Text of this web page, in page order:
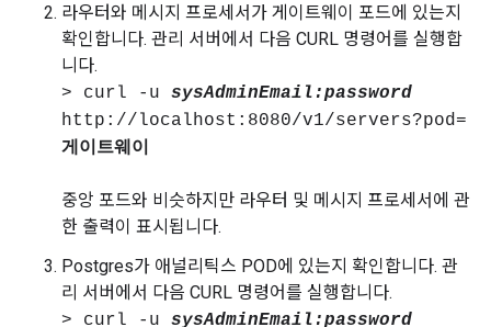
라우터와 메시지 프로세서가 게이트웨이 포드에 있는지
확인합니다. 관리 서버에서 다음 CURL 명령어를 실행합
니다.
> curl -u sysAdminEmail:password
http://localhost:8080/v1/servers?pod=
게이트웨이
중앙 포드와 비슷하지만 라우터 및 메시지 프로세서에 관
한 출력이 표시됩니다.
Postgres가 애널리틱스 POD에 있는지 확인합니다. 관
리 서버에서 다음 CURL 명령어를 실행합니다.
> curl -u sysAdminEmail:password